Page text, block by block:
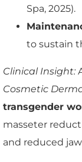
Spa, 2025).
to sustain
Clinical Insight:
Cosmetic
transgender
masseter
and reduced